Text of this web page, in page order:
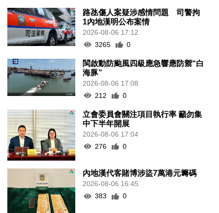
路氹傷人案疑涉感情問題 司警拘
1內地漢明公布案情
2026-08-06 17:12
3265
0
閩啟動防颱風四級應急響應防禦“白
海豚”
2026-08-06 17:08
212
0
立會委員會關注項目執行率 籲勿集
中下半年開展
2026-08-06 17:04
276
0
內地漢代客賭博涉盜7萬港元籌碼
2026-08-06 16:45
383
0